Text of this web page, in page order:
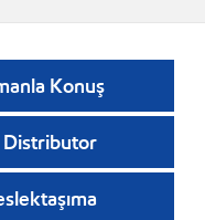
Konuş
Distributor